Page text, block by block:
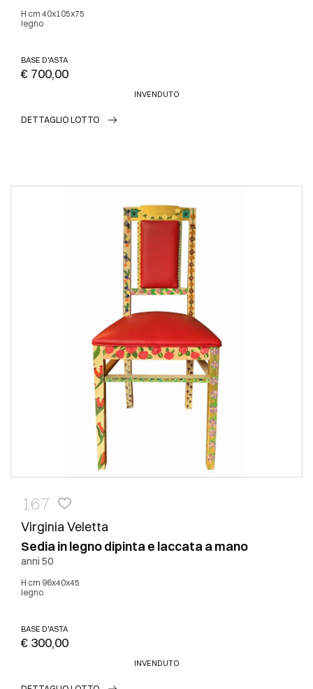
h cm 40x105x75
legno
BASE D'ASTA
€ 700,00
INVENDUTO
DETTAGLIO LOTTO
167
Virginia Veletta
Sedia in legno dipinta e laccata a mano
anni 50
h cm 96x40x45
legno
BASE D'ASTA
€ 300,00
INVENDUTO